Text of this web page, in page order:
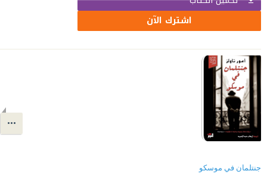
اشترك الآن
جنتلمان في موسكو